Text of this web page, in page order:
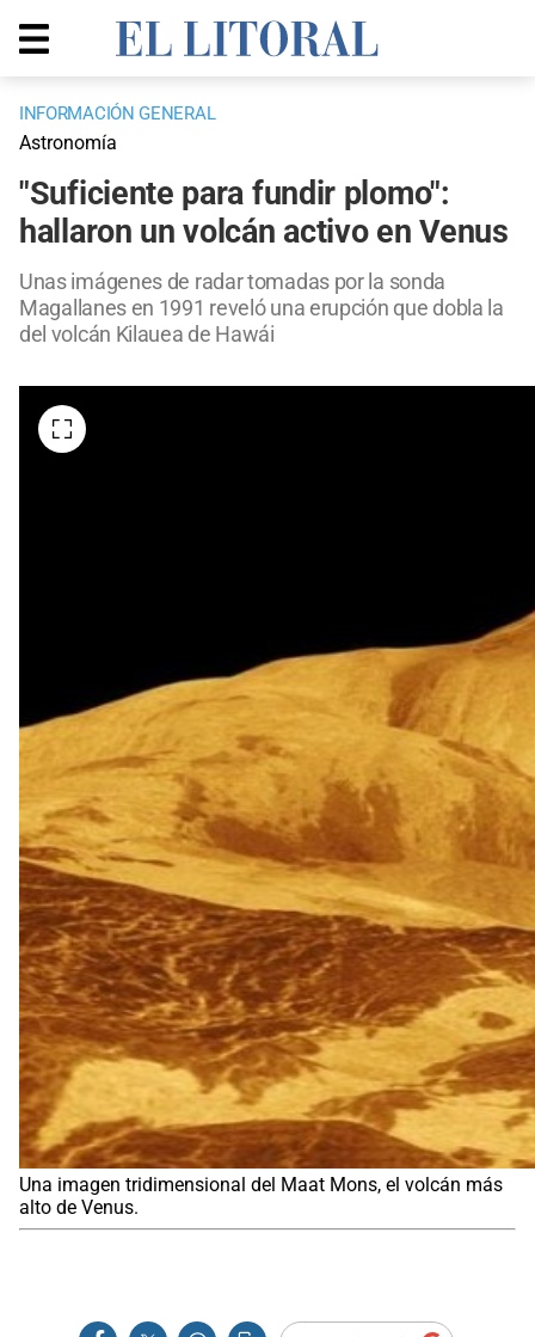
INFORMACIÓN GENERAL
Astronomía
"Suficiente para fundir plomo":
hallaron un volcán activo en Venus
Unas imágenes de radar tomadas por la sonda
Magallanes en 1991 reveló una erupción que dobla la
del volcán Kilauea de Hawái
Una imagen tridimensional del Maat Mons, el volcán más
alto de Venus.